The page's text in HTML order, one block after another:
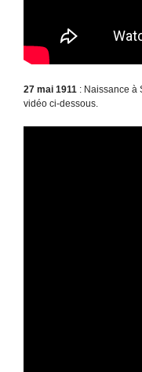
27 mai 1911 : Naissance à
vidéo ci-dessous.